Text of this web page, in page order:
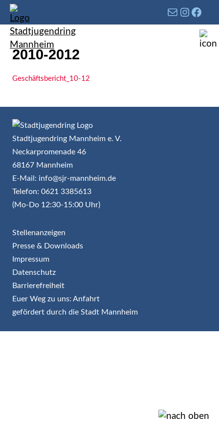
2010-2012
Geschäftsbericht_10-12
Stadtjugendring Mannheim e. V.
Neckarpromenade 46
68167 Mannheim
E-Mail: info@sjr-mannheim.de
Telefon: 0621 3385613
(Mo-Do 12:30-15:00 Uhr)
Stellenanzeigen
Presse & Downloads
Impressum
Datenschutz
Barrierefreiheit
Euer Weg zu uns: Anfahrt
gefördert durch die Stadt Mannheim